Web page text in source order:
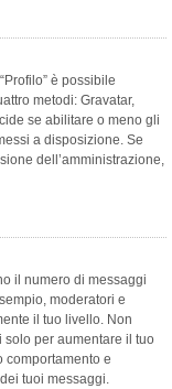
è possibile
metodi: Gravatar,
se abilitare o meno gli
a disposizione. Se
dell’amministrazione,
il numero di messaggi
moderatori e
il tuo livello. Non
per aumentare il tuo
comportamento e
tuoi messaggi.